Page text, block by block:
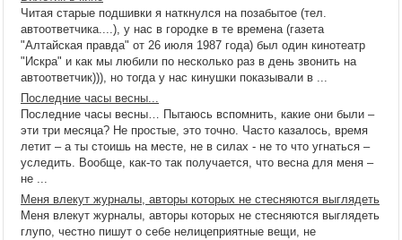
Читая старые подшивки я наткнулся на позабытое (тел.
автоответчика....), у нас в городке в те времена (газета
"Алтайская правда" от 26 июля 1987 года) был один кинотеатр
"Искра" и как мы любили по несколько раз в день звонить на
автоответчик))), но тогда у нас кинушки показывали в ...
Последние часы весны...
Последние часы весны… Пытаюсь вспомнить, какие они были –
эти три месяца? Не простые, это точно. Часто казалось, время
летит – а ты стоишь на месте, не в силах - не то что угнаться –
уследить. Вообще, как-то так получается, что весна для меня –
не ...
Меня влекут журналы, авторы которых не стесняются выглядеть
Меня влекут журналы, авторы которых не стесняются выглядеть
глупо, честно пишут о себе нелицеприятные вещи, не